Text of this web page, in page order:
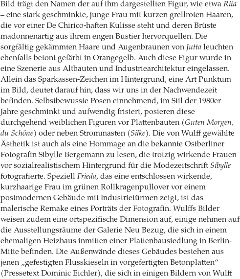
Bild trägt den Namen der auf ihm dargestellten Figur, wie etwa Rita
– eine stark geschminkte, junge Frau mit kurzen grellroten Haaren,
die vor einer De Chirico-haften Kulisse steht und deren Brüste
madonnenartig aus ihrem engen Bustier hervorquellen. Die
sorgfältig gekämmten Haare und Augenbraunen von Juttaleuchten
ebenfalls betont gefärbt in Orangegelb. Auch diese Figur wurde in
eine Szenerie aus Altbauten und Industriearchitektur eingelassen.
Allein das Sparkassen-Zeichen im Hintergrund, eine Art Punktum
im Bild, deutet darauf hin, dass wir uns in der Nachwendezeit
befinden. Selbstbewusste Posen einnehmend, im Stil der 1980er
Jahre geschminkt und aufwendig frisiert, posieren diese
durchgehend weiblichen Figuren vor Plattenbauten (Guten Morgen,
du Schöne) oder neben Strommasten (Silke). Die von Wulff gewählte
Ästhetik ist auch als eine Hommage an die bekannte Ostberliner
Fotografin Sibylle Bergemann zu lesen, die trotzig wirkende Frauen
vor sozialrealistischem Hintergrund für die Modezeitschrift Sibylle
fotografierte. Speziell Frieda, das eine entschlossen wirkende,
kurzhaarige Frau im grünen Rollkragenpullover vor einem
postmodernen Gebäude mit Industrietürmen zeigt, ist das
malerische Remake eines Porträts der Fotografin. Wulffs Bilder
weisen zudem eine ortspezifische Dimension auf, einige nehmen auf
die Ausstellungsräume der Galerie Neu Bezug, die sich in einem
ehemaligen Heizhaus inmitten einer Plattenbausiedlung in Berlin-
Mitte befinden. Die Außenwände dieses Gebäudes bestehen aus
jenen „gefestigten Flusskieseln in vorgefertigten Betonplatten“
(Pressetext Dominic Eichler), die sich in einigen Bildern von Wulff